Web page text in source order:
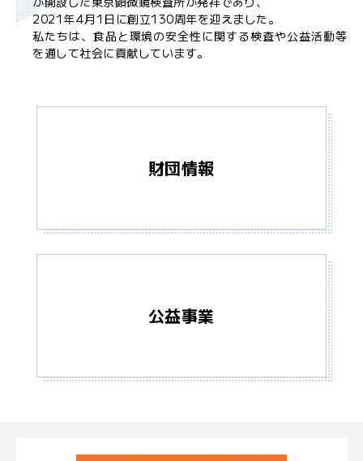
2021年4月1日に創立130周年を迎えました。
私たちは、食品と環境の安全性に関する検査や公益活動等
を通して社会に貢献しています。
財団情報
公益事業